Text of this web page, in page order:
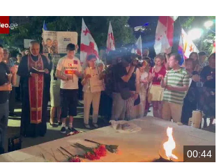
00:44